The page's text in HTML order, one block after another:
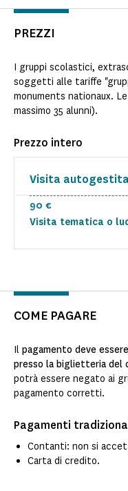
PREZZI
I gruppi scolastici,
soggetti alle tariffe
monuments nationaux.
massimo 35 alunni).
Prezzo intero
Visita autogestita
Visita tematica o
90 €
COME PAGARE
Il pagamento deve
presso la biglietteria del
potrà essere negato ai
pagamento corretti.
Pagamenti
Contanti: non si
Carta di credito.